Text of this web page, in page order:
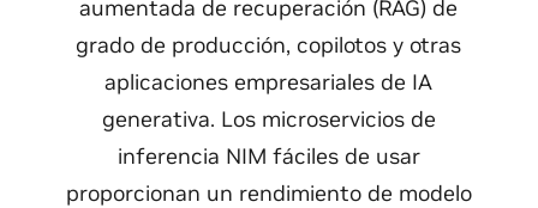
aumentada de recuperación (RAG) de
grado de producción, copilotos y otras
aplicaciones empresariales de IA
generativa. Los microservicios de
inferencia NIM fáciles de usar
proporcionan un rendimiento de modelo